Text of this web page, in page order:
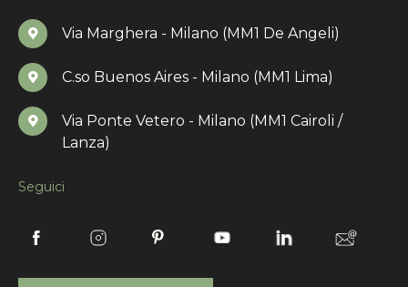
Via Marghera - Milano (MM1 De Angeli)
C.so Buenos Aires - Milano (MM1 Lima)
Via Ponte Vetero - Milano (MM1 Cairoli /
Lanza)
Seguici